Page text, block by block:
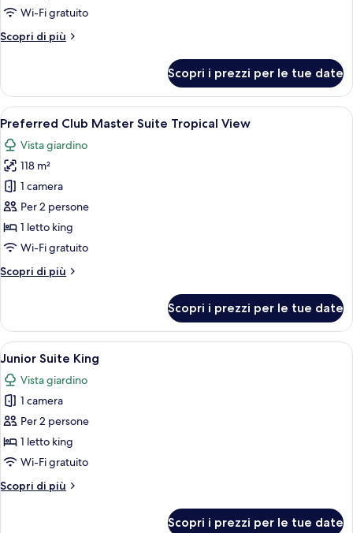
Wi-Fi gratuito
Scopri di più
Altri
Scopri i prezzi per le tue date
Apri
tutte
le
foto
per
Preferred
Club
Master
Tropical
Un balcone con mobili in vimini, un
6
Preferred Club Master Suite Tropical View
Vista giardino
118 m²
1 camera
Per 2 persone
1 letto king
Wi-Fi gratuito
Scopri di più
Altri
Club
Master
Suite
View
Scopri i prezzi per le tue date
Apri
tutte
le
foto
per
Junior
Suite
Una camera d'hotel con un letto,
1
Junior Suite King
Vista giardino
1 camera
Per 2 persone
1 letto king
Wi-Fi gratuito
Scopri di più
Altri
Scopri i prezzi per le tue date